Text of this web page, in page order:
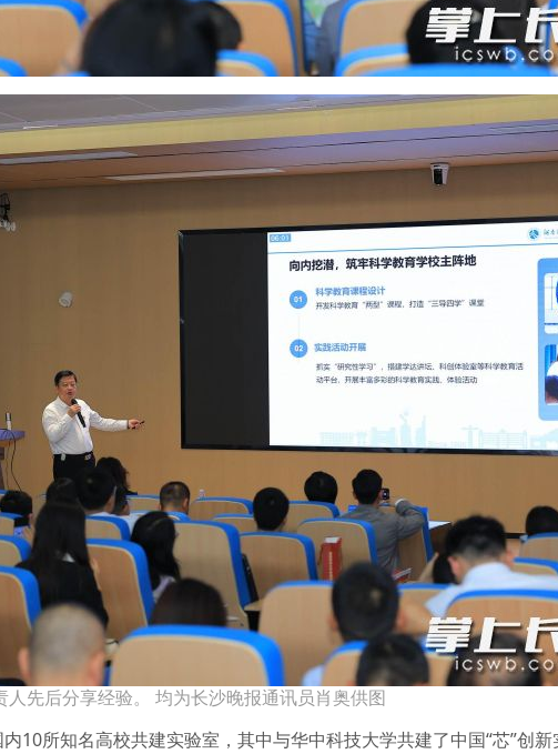
先后分享经验。 均为长沙晚报通讯员肖奥供图
所知名高校共建实验室，其中与华中科技大学共建了中国“芯”创新